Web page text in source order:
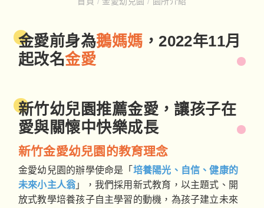
金愛前身為鵝媽媽 ，2022年11月
起改名金愛
新竹幼兒園推薦金愛，讓孩子在
愛與關懷中快樂成長
新竹金愛幼兒園的教育理念
金愛幼兒園的辦學使命是「 培養陽光、自信、健康的
未來小主人翁」，我們採用新式教育，以主題式、開
放式教學培養孩子自主學習的動機，為孩子建立未來